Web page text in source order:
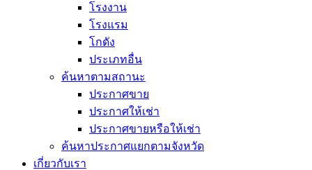
โรงงาน
โรงแรม
โกดัง
ประเภทอื่น
ค้นหาตามสถานะ
ประกาศขาย
ประกาศให้เช่า
ประกาศขายหรือให้เช่า
ค้นหาประกาศแยกตามจังหวัด
เกี่ยวกับเรา